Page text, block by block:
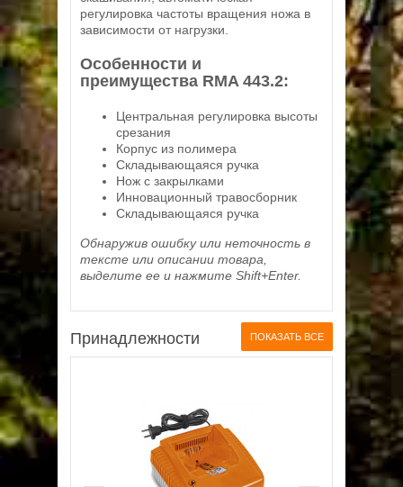
регулировка частоты вращения ножа в
зависимости от нагрузки.
Особенности и
преимущества RMA 443.2:
Центральная регулировка высоты
срезания
Корпус из полимера
Складывающаяся ручка
Нож с закрылками
Инновационный травосборник
Складывающаяся ручка
Обнаружив ошибку или неточность в
тексте или описании товара,
выделите ее и нажмите Shift+Enter.
Принадлежности ПОКАЗАТЬ ВСЕ